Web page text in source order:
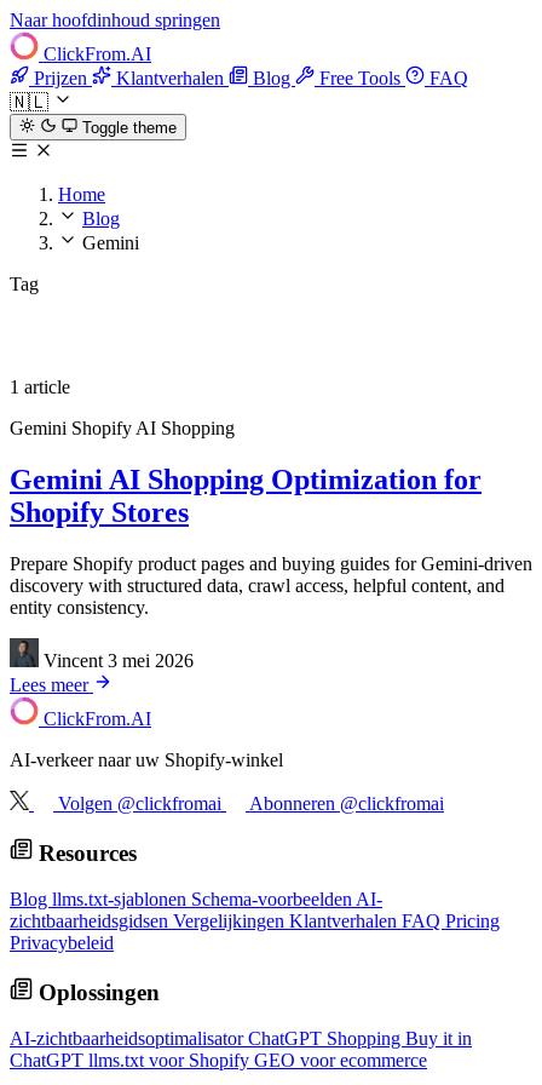
Naar hoofdinhoud springen
ClickFrom.AI
Prijzen
Klantverhalen Blog Free Tools
FAQ
🇳🇱
Toggle theme
Home
Blog
Gemini
Tag
1 article
Gemini Shopify AI Shopping
Gemini AI Shopping Optimization for
Shopify Stores
Prepare Shopify product pages and buying guides for Gemini-driven
discovery with structured data, crawl access, helpful content, and
entity consistency.
Vincent 3 mei 2026
Lees meer
ClickFrom.AI
AI-verkeer naar uw Shopify-winkel
Volgen @clickfromai Abonneren @clickfromai
Resources
Blog llms.txt-sjablonen Schema-voorbeelden AI-
zichtbaarheidsgidsen Vergelijkingen Klantverhalen FAQ Pricing
Privacybeleid
Oplossingen
AI-zichtbaarheidsoptimalisatorChatGPT Shopping Buy it in
ChatGPT llms.txt voor Shopify GEO voor ecommerce